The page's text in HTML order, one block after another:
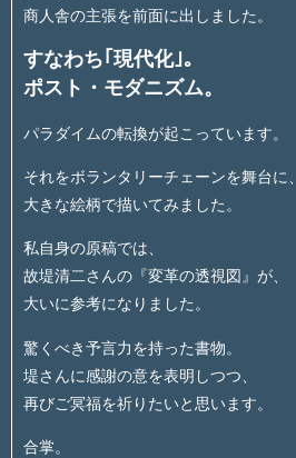
商人舎の主張を前面に出しました。
すなわち｢現代化｣。
ポスト・モダニズム。
パラダイムの転換が起こっています。
それをボランタリーチェーンを舞台に、
大きな絵柄で描いてみました。
私自身の原稿では、
故堤清二さんの『変革の透視図』が、
大いに参考になりました。
驚くべき予言力を持った書物。
堤さんに感謝の意を表明しつつ、
再びご冥福を祈りたいと思います。
合掌。